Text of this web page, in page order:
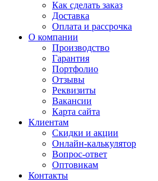
Как сделать заказ
Доставка
Оплата и рассрочка
О компании
Производство
Гарантия
Портфолио
Отзывы
Реквизиты
Вакансии
Карта сайта
Клиентам
Скидки и акции
Онлайн-калькулятор
Вопрос-ответ
Оптовикам
Контакты